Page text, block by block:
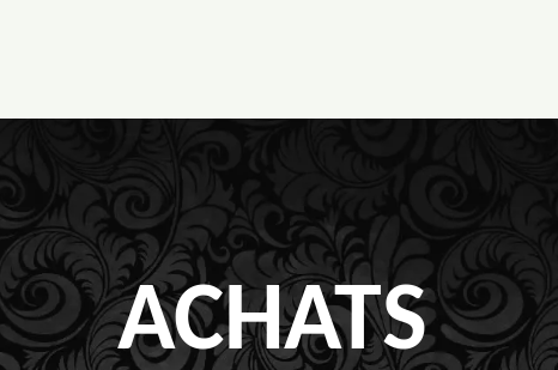
ACHATS